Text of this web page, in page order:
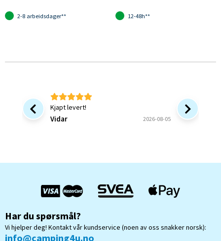
2-8 arbeidsdager** 12-48h**
Kjapt levert!
Vidar 2026-08-05
Bra at
Har du spørsmål?
Vi hjelper deg! Kontakt vår kundservice (noen av oss snakker norsk):
info@camping4u.no